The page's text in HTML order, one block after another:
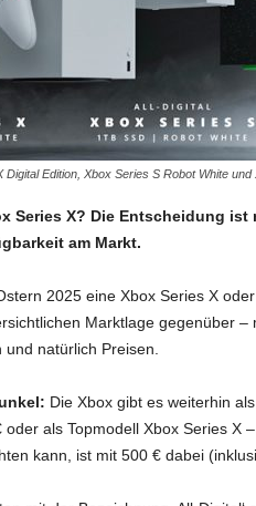
Digital Edition, Xbox Series S Robot White
Series X? Die Entscheidung
am Markt.
2025 eine Xbox Series X
Marktlage gegenüber –
natürlich Preisen.
Die Xbox gibt es weiterhin
als Topmodell Xbox Series X
kann, ist mit 500 € dabei